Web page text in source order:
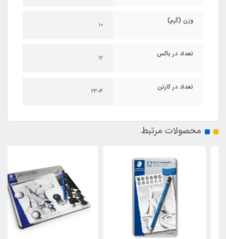
وزن (گرم) ۱۰
تعداد در باکس 12
تعداد در کارتن 2304
محصولات مرتبط